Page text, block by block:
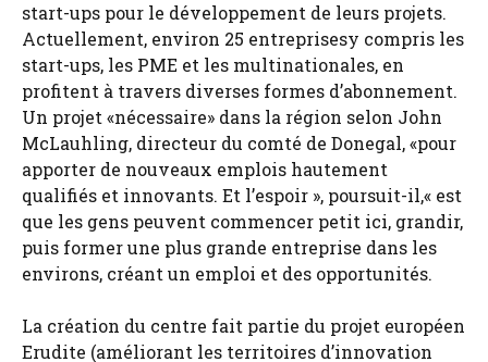
start-ups pour le développement de leurs projets.
Actuellement, environ 25 entreprisesy compris les
start-ups, les PME et les multinationales, en
profitent à travers diverses formes d’abonnement.
Un projet «nécessaire» dans la région selon John
McLauhling, directeur du comté de Donegal, «pour
apporter de nouveaux emplois hautement
qualifiés et innovants. Et l’espoir », poursuit-il,« est
que les gens peuvent commencer petit ici, grandir,
puis former une plus grande entreprise dans les
environs, créant un emploi et des opportunités.
La création du centre fait partie du projet européen
Erudite (améliorant les territoires d’innovation